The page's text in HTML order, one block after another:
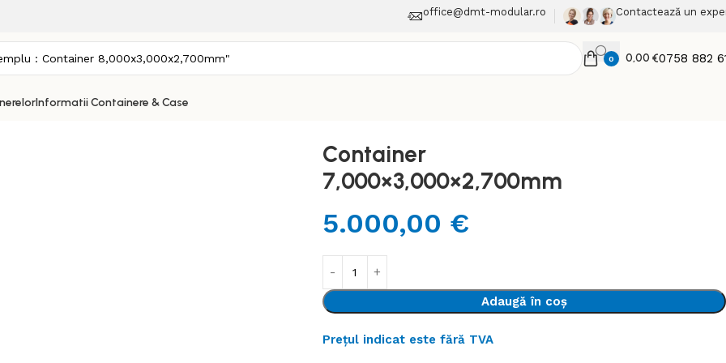
office@dmt-modular.ro Contactează un
0 0,00 €0758 882
Informatii Containere & Case
Container
7,000×3,000×2,700mm
5.000,00 €
Adaugă în coș
Prețul indicat este fără TVA